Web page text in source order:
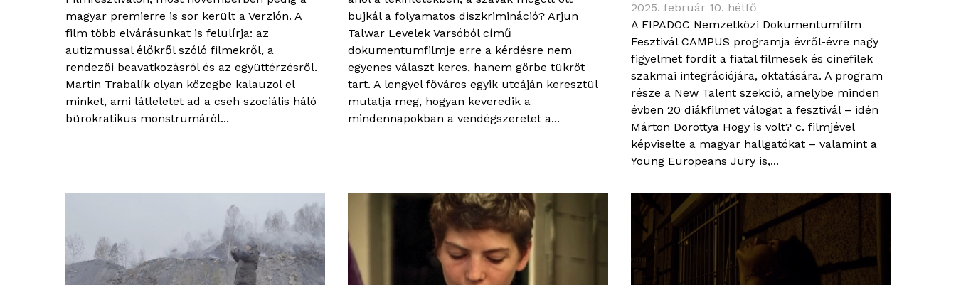
magyar premierre is sor került a Verzión. A
film több elvárásunkat is felülírja: az
autizmussal élőkről szóló filmekről, a
rendezői beavatkozásról és az együttérzésről.
Martin Trabalík olyan közegbe kalauzol el
minket, ami látleletet ad a cseh szociális háló
bürokratikus monstrumáról...
bujkál a folyamatos diszkrimináció? Arjun
Talwar Levelek Varsóból című
dokumentumfilmje erre a kérdésre nem
egyenes választ keres, hanem görbe tükröt
tart. A lengyel főváros egyik utcáján keresztül
mutatja meg, hogyan keveredik a
mindennapokban a vendégszeretet a...
2025. február 10. hétfő
A FIPADOC Nemzetközi Dokumentumfilm
Fesztivál CAMPUS programja évről-évre nagy
figyelmet fordít a fiatal filmesek és cinefilek
szakmai integrációjára, oktatására. A program
része a New Talent szekció, amelybe minden
évben 20 diákfilmet válogat a fesztivál – idén
Márton Dorottya Hogy is volt? c. filmjével
képviselte a magyar hallgatókat – valamint a
Young Europeans Jury is,...